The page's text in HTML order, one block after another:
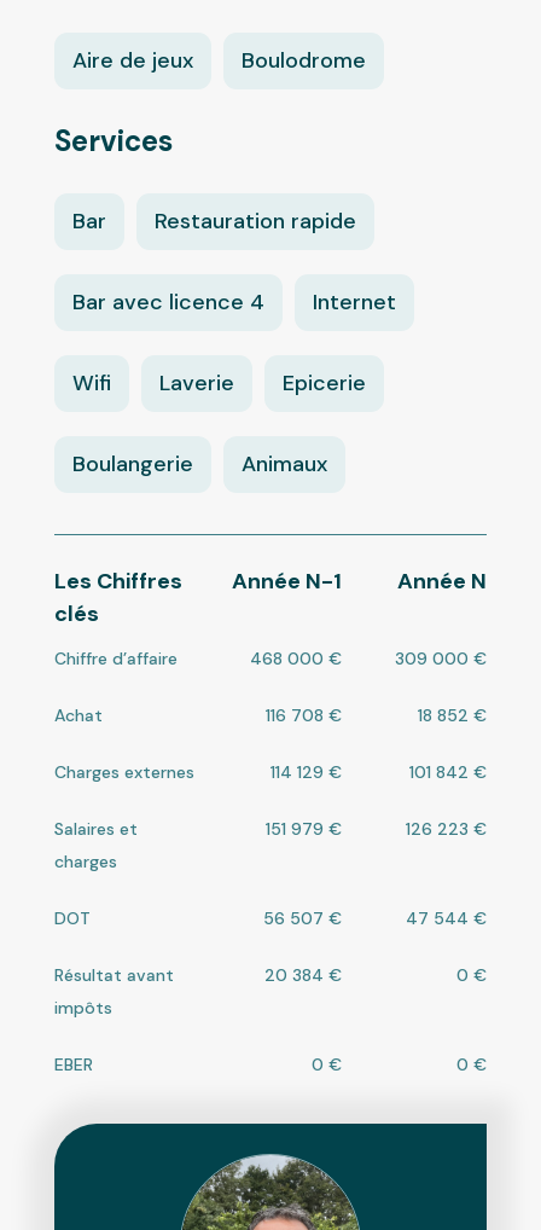
Aire de jeux Boulodrome
Services
Bar Restauration rapide
Bar avec licence 4 Internet
Wifi Laverie Epicerie
Boulangerie Animaux
Les Chiffres
clés
Année N-1 Année N
Chiffre d’affaire 468 000 € 309 000 €
Achat 116 708 € 18 852 €
Charges externes 114 129 € 101 842 €
Salaires et
charges
151 979 € 126 223 €
DOT 56 507 € 47 544 €
Résultat avant
impôts
20 384 € 0 €
EBER 0 € 0 €